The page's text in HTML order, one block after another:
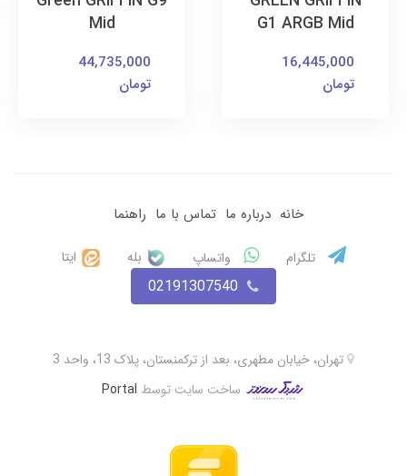
G1 ARGB Mid
16,445,000
تومان
Mid
44,735,000
تومان
خانه درباره ما تماس با ما راهنما
تلگرام واتساپ بله ایتا
02191307540
ساخت سایت توسط Portal
تهران، خیابان مطهری، بعد از ترکمنستان، پلاک 13، واحد 3